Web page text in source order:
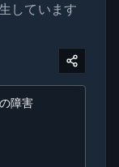
しています
障害